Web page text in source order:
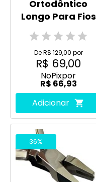
Ortodôntico
Longo Para Fios
De R$ 129,00 por
R$ 69,00
NoPixpor
R$ 66,93
Adicionar
36%